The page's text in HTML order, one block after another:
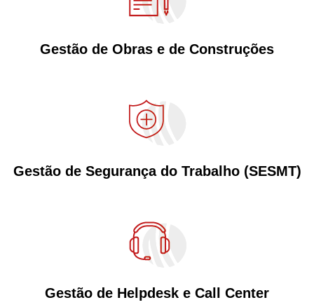
Gestão de Obras e de Construções
Gestão de Segurança do Trabalho (SESMT)
Gestão de Helpdesk e Call Center